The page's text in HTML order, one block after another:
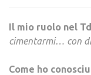
Il mio ruolo nel
cimentarmi… con
Come ho